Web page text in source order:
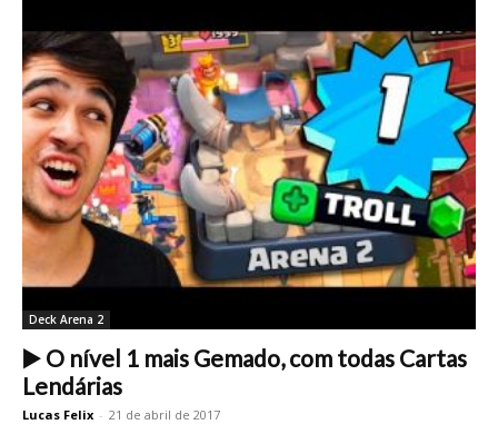
Deck Arena 2
▶️ O nível 1 mais Gemado, com todas Cartas
Lendárias
Lucas Felix - 21 de abril de 2017